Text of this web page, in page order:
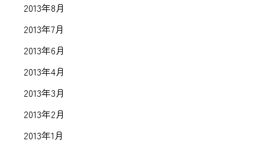
2013年8月
2013年7月
2013年6月
2013年4月
2013年3月
2013年2月
2013年1月